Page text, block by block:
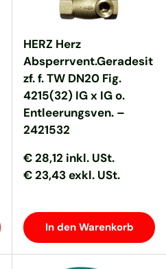
HERZ Herz
Absperrvent.Geradesit
zf. f. TW DN20 Fig.
4215(32) IG x IG o.
Entleerungsven. –
2421532
Normaler Preis
Normaler Preis
€ 28,12 inkl. USt.
€ 23,43 exkl. USt.
In den Warenkorb